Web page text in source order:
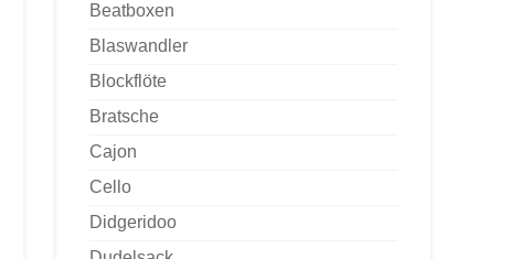
Beatboxen
Blaswandler
Blockflöte
Bratsche
Cajon
Cello
Didgeridoo